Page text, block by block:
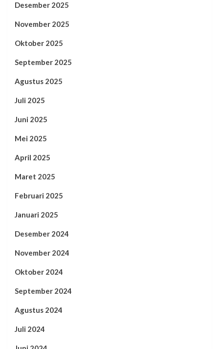
Desember 2025
November 2025
Oktober 2025
September 2025
Agustus 2025
Juli 2025
Juni 2025
Mei 2025
April 2025
Maret 2025
Februari 2025
Januari 2025
Desember 2024
November 2024
Oktober 2024
September 2024
Agustus 2024
Juli 2024